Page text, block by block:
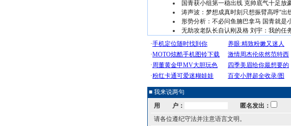
国青获小组第一稳出线 克帅底气十足放
涛声波：梦想成真时刻只想振臂高呼“出
形势分析：不必问鱼腩巴拿马 国青就是
无助攻老队长自认刚及格 刘宇：我的任
■ 我来说两句
用 户：
匿名发出：
请各位遵纪守法并注意语言文明。